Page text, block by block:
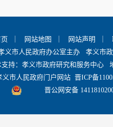
告
作年度报表
+
网站地图 网站声明
义市人民政府办公室主办 孝义市
支持：孝义市政府研究和服务中心
义市人民政府门户网站 晋ICP备
晋公网安备